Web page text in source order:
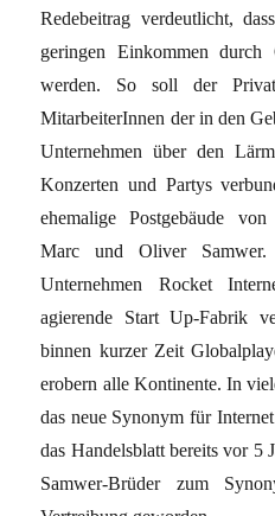
Redebeitrag verdeutlicht,
geringen Einkommen
werden. So soll der
MitarbeiterInnen der in den
Unternehmen über den
Konzerten und Partys
ehemalige Postgebäude
Marc und Oliver
Unternehmen Rocket
agierende Start Up-Fabrik
binnen kurzer Zeit
erobern alle Kontinente. In
das neue Synonym für
das Handelsblatt bereits vor 5
Samwer-Brüder zum